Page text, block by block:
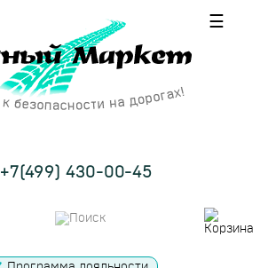
☰
+7(499) 430-00-45